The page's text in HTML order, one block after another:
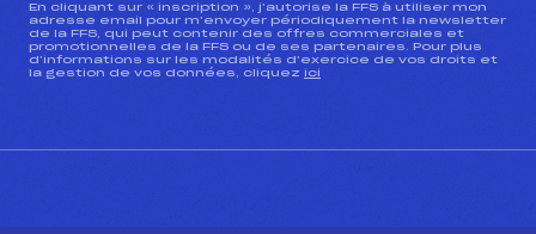
En cliquant sur « inscription », j’autorise la FFS à utiliser mon
adresse email pour m’envoyer périodiquement la newsletter
de la FFS, qui peut contenir des offres commerciales et
promotionnelles de la FFS ou de ses partenaires. Pour plus
d’informations sur les modalités d’exercice de vos droits et
la gestion de vos données, cliquez ici